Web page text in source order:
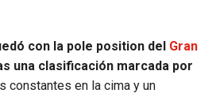
con la pole position del Gran
una clasificación marcada por
constantes en la cima y un